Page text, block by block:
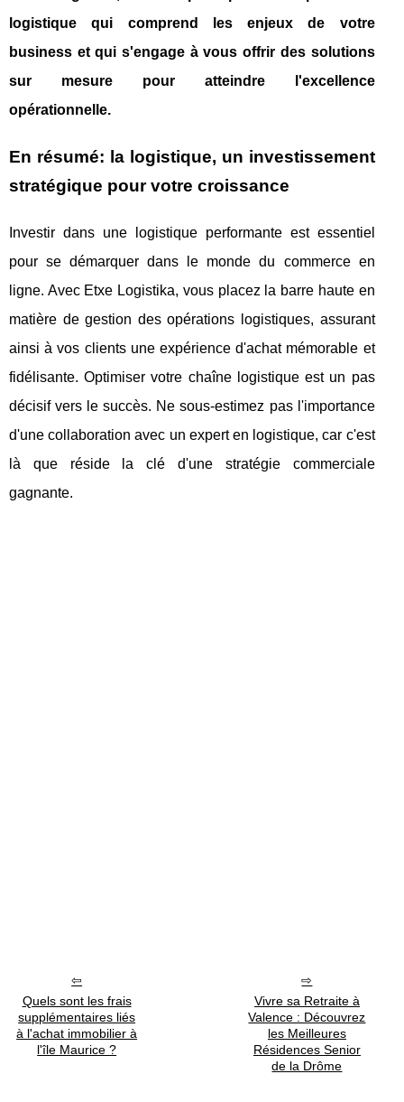
logistique qui comprend les enjeux de votre
business et qui s'engage à vous offrir des solutions
sur mesure pour atteindre l'excellence
opérationnelle.
En résumé: la logistique, un investissement
stratégique pour votre croissance
Investir dans une logistique performante est essentiel
pour se démarquer dans le monde du commerce en
ligne. Avec Etxe Logistika, vous placez la barre haute en
matière de gestion des opérations logistiques, assurant
ainsi à vos clients une expérience d'achat mémorable et
fidélisante. Optimiser votre chaîne logistique est un pas
décisif vers le succès. Ne sous-estimez pas l'importance
d'une collaboration avec un expert en logistique, car c'est
là que réside la clé d'une stratégie commerciale
gagnante.
Quels sont les frais
supplémentaires liés
à l'achat immobilier à
l'île Maurice ?
Vivre sa Retraite à
Valence : Découvrez
les Meilleures
Résidences Senior
de la Drôme